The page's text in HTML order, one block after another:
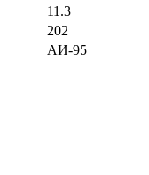
11.3
202
АИ-95